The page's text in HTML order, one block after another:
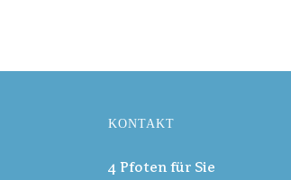
KONTAKT
4 Pfoten für Sie